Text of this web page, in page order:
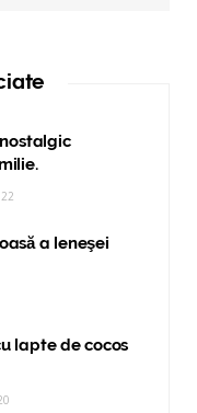
a leneşei
lapte de cocos